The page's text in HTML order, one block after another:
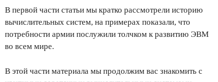
В первой части статьи мы кратко рассмотрели историю
вычислительных систем, на примерах показали, что
потребности армии послужили толчком к развитию ЭВМ
во всем мире.
В этой части материала мы продолжим вас знакомить с